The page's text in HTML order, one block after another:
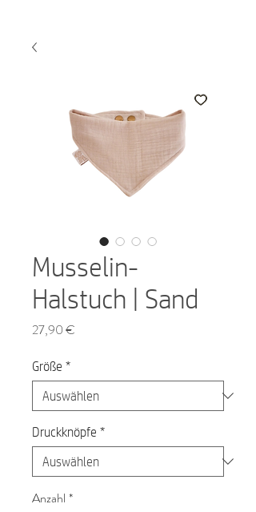
Musselin-
Halstuch | Sand
27,90 €
Größe *
Druckknöpfe *
Anzahl *